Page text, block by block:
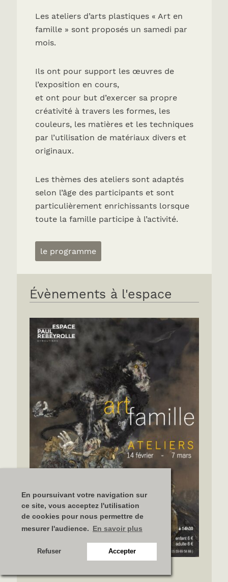
En poursuivant votre navigation sur
ce site, vous acceptez l'utilisation
de cookies pour nous permettre de
mesurer l'audience. En savoir plus
Refuser Accepter
Les ateliers d’arts plastiques « Art en
famille » sont proposés un samedi par
mois.
Ils ont pour support les œuvres de
l’exposition en cours,
et ont pour but d’exercer sa propre
créativité à travers les formes, les
couleurs, les matières et les techniques
par l’utilisation de matériaux divers et
originaux.
Les thèmes des ateliers sont adaptés
selon l’âge des participants et sont
particulièrement enrichissants lorsque
toute la famille participe à l’activité.
le programme
Évènements à l'espace